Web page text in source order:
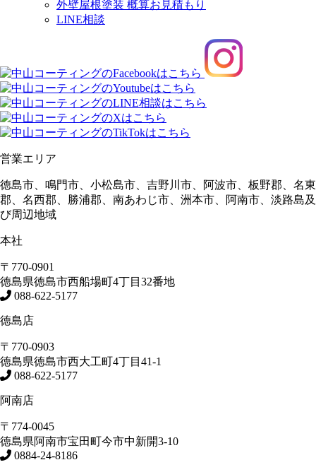
外壁屋根塗装 概算お見積もり
LINE相談
営業エリア
徳島市、鳴門市、小松島市、吉野川市、阿波市、板野郡、名東
郡、名西郡、勝浦郡、南あわじ市、洲本市、阿南市、淡路島及
び周辺地域
本社
〒770-0901
徳島県徳島市西船場町4丁目32番地
088-622-5177
徳島店
〒770-0903
徳島県徳島市西大工町4丁目41-1
088-622-5177
阿南店
〒774-0045
徳島県阿南市宝田町今市中新開3-10
0884-24-8186